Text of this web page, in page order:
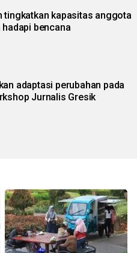
tingkatkan kapasitas anggota
bencana
adaptasi perubahan pada
Jurnalis Gresik